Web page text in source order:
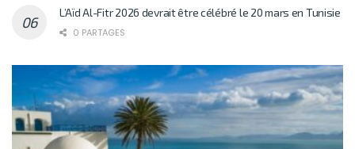
L’Aïd Al-Fitr 2026 devrait être célébré le 20 mars en Tunisie
0 PARTAGES